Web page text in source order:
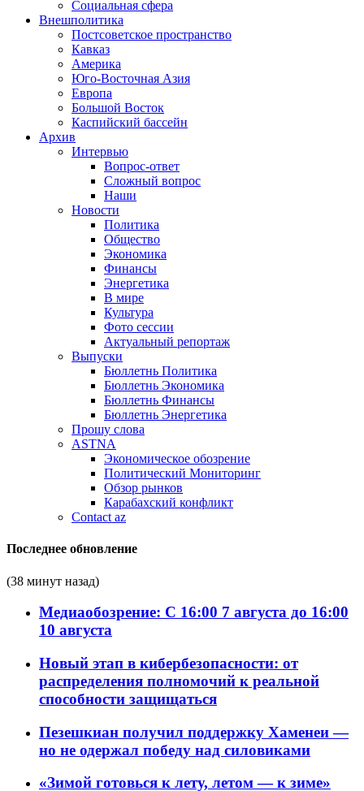
Социальная сфера
Внешполитика
Постсоветское пространство
Кавказ
Америка
Юго-Восточная Азия
Европа
Большой Восток
Каспийский бассейн
Архив
Интервью
Вопрос-ответ
Сложный вопрос
Наши
Новости
Политика
Общество
Экономика
Финансы
Энергетика
В мире
Культура
Фото сессии
Актуальный репортаж
Выпуски
Бюллетнь Политика
Бюллетнь Экономика
Бюллетнь Финансы
Бюллетнь Энергетика
Прошу слова
ASTNA
Экономическое обозрение
Политический Мониторинг
Обзор рынков
Карабахский конфликт
Contact az
Последнее обновление
(38 минут назад)
Медиаобозрение: С 16:00 7 августа до 16:00
10 августа
Новый этап в кибербезопасности: от
распределения полномочий к реальной
способности защищаться
Пезешкиан получил поддержку Хаменеи —
но не одержал победу над силовиками
«Зимой готовься к лету, летом — к зиме»